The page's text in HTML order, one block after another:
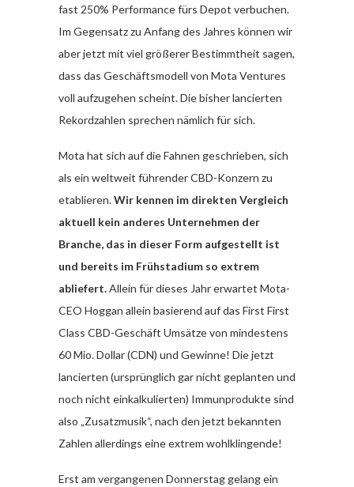
fast 250% Performance fürs Depot verbuchen.
Im Gegensatz zu Anfang des Jahres können wir
aber jetzt mit viel größerer Bestimmtheit sagen,
dass das Geschäftsmodell von Mota Ventures
voll aufzugehen scheint. Die bisher lancierten
Rekordzahlen sprechen nämlich für sich.
Mota hat sich auf die Fahnen geschrieben, sich
als ein weltweit führender CBD-Konzern zu
etablieren.Wir kennen im direkten Vergleich
aktuell kein anderes Unternehmen der
Branche, das in dieser Form aufgestellt ist
und bereits im Frühstadium so extrem
abliefert.Allein für dieses Jahr erwartet Mota-
CEO Hoggan allein basierend auf das First First
Class CBD-Geschäft Umsätze von mindestens
60 Mio. Dollar (CDN) und Gewinne! Die jetzt
lancierten (ursprünglich gar nicht geplanten und
noch nicht einkalkulierten) Immunprodukte sind
also „Zusatzmusik“, nach den jetzt bekannten
Zahlen allerdings eine extrem wohlklingende!
Erst am vergangenen Donnerstag gelang ein